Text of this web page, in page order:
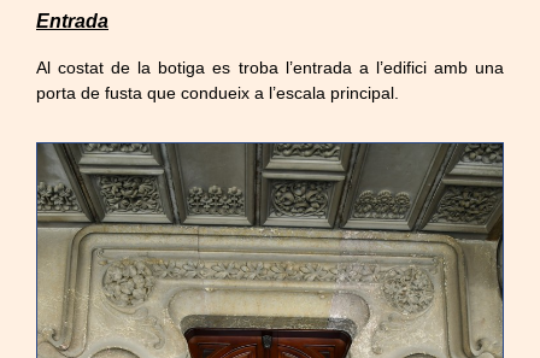
Entrada
Al costat de la botiga es troba l’entrada a l’edifici amb una
porta de fusta que condueix a l’escala principal.